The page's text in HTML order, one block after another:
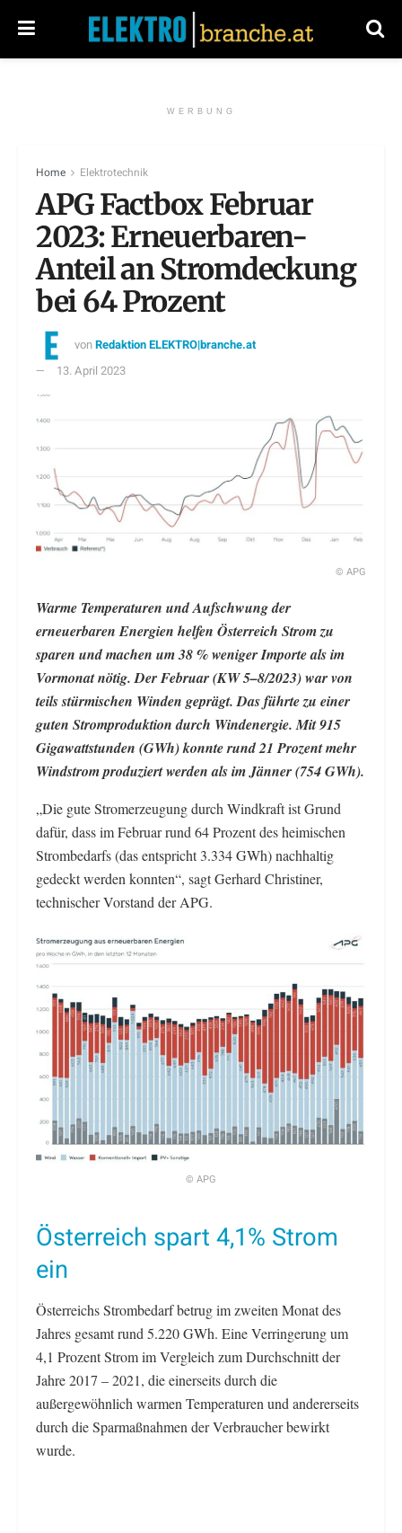
WERBUNG
Home Elektrotechnik
APG Factbox Februar
2023: Erneuerbaren-
Anteil an Stromdeckung
bei 64 Prozent
vonRedaktion ELEKTRO|branche.at
13. April 2023
© APG
Warme Temperaturen und Aufschwung der
erneuerbaren Energien helfen Österreich Strom zu
sparen und machen um 38 % weniger Importe als im
Vormonat nötig. Der Februar (KW 5–8/2023) war von
teils stürmischen Winden geprägt. Das führte zu einer
guten Stromproduktion durch Windenergie. Mit 915
Gigawattstunden (GWh) konnte rund 21 Prozent mehr
Windstrom produziert werden als im Jänner (754 GWh).
„Die gute Stromerzeugung durch Windkraft ist Grund
dafür, dass im Februar rund 64 Prozent des heimischen
Strombedarfs (das entspricht 3.334 GWh) nachhaltig
gedeckt werden konnten“, sagt Gerhard Christiner,
technischer Vorstand der APG.
© APG
Österreich spart 4,1% Strom
ein
Österreichs Strombedarf betrug im zweiten Monat des
Jahres gesamt rund 5.220 GWh. Eine Verringerung um
4,1 Prozent Strom im Vergleich zum Durchschnitt der
Jahre 2017 – 2021, die einerseits durch die
außergewöhnlich warmen Temperaturen und andererseits
durch die Sparmaßnahmen der Verbraucher bewirkt
wurde.